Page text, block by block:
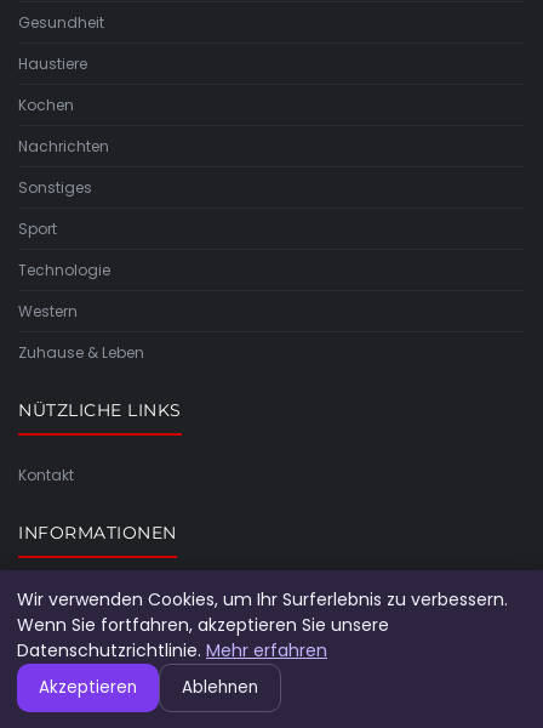
Gesundheit
Haustiere
Kochen
Nachrichten
Sonstiges
Sport
Technologie
Western
Zuhause & Leben
NÜTZLICHE LINKS
Kontakt
INFORMATIONEN
Seitenübersicht
© 2026 Alleangebote. Alle Rechte vorbehalten.
Wir verwenden Cookies, um Ihr Surferlebnis zu verbessern.
Wenn Sie fortfahren, akzeptieren Sie unsere
Datenschutzrichtlinie. Mehr erfahren
Akzeptieren Ablehnen